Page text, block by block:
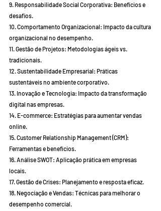
9. Responsabilidade Social Corporativa: Benefícios e
desafios.
10. Comportamento Organizacional: Impacto da cultura
organizacional no desempenho.
11. Gestão de Projetos: Metodologias ágeis vs.
tradicionais.
12. Sustentabilidade Empresarial: Práticas
sustentáveis no ambiente corporativo.
13. Inovação e Tecnologia: Impacto da transformação
digital nas empresas.
14. E-commerce: Estratégias para aumentar vendas
online.
15. Customer Relationship Management (CRM):
Ferramentas e benefícios.
16. Análise SWOT: Aplicação prática em empresas
locais.
17. Gestão de Crises: Planejamento e resposta eficaz.
18. Negociação e Vendas: Técnicas para melhorar o
desempenho comercial.